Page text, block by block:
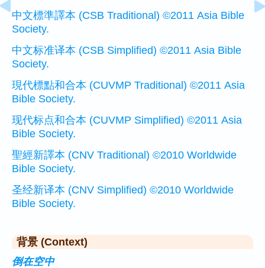
中文標準譯本 (CSB Traditional) ©2011 Asia Bible
Society.
中文标准译本 (CSB Simplified) ©2011 Asia Bible
Society.
現代標點和合本 (CUVMP Traditional) ©2011 Asia
Bible Society.
现代标点和合本 (CUVMP Simplified) ©2011 Asia
Bible Society.
聖經新譯本 (CNV Traditional) ©2010 Worldwide
Bible Society.
圣经新译本 (CNV Simplified) ©2010 Worldwide
Bible Society.
背景 (Context)
倒在空中